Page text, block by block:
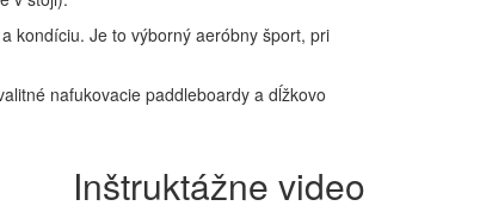
kondíciu. Je to výborný aeróbny šport, pri
nafukovacie paddleboardy a dĺžkovo
Inštruktážne video